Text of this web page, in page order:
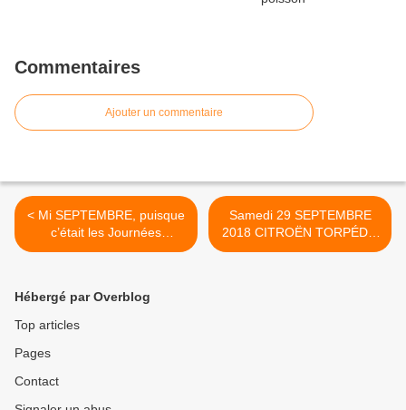
Commentaires
Ajouter un commentaire
< Mi SEPTEMBRE, puisque
c’était les Journées
européenne du patrimoine,
Samedi 29 SEPTEMBRE
2018 CITROËN TORPÉDO
B12 1926 et AUSIN MINI
Hébergé par Overblog
Top articles
Pages
Contact